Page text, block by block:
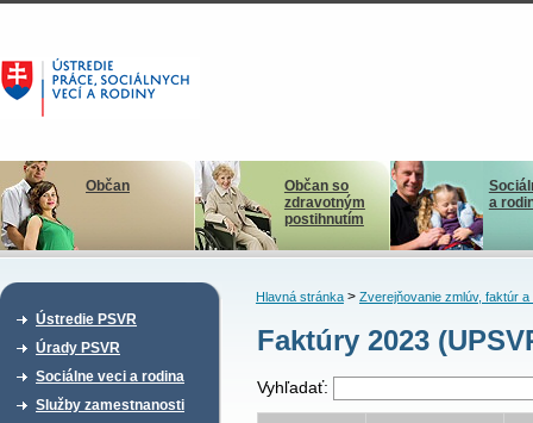
Občan
Občan so
zdravotným
postihnutím
a
Ústredie PSVR
Úrady PSVR
Sociálne veci a rodina
Služby zamestnanosti
Hlavná stránka> Zverejňovanie zmlúv, faktúr a
Faktúry 2023
Vyhľadať: